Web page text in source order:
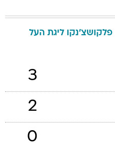
פלקושצ'נקו ליגת העל
3
2
0